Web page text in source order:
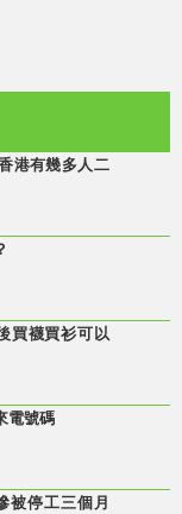
港有幾多人二
買襪買衫可以
電號碼
被停工三個月